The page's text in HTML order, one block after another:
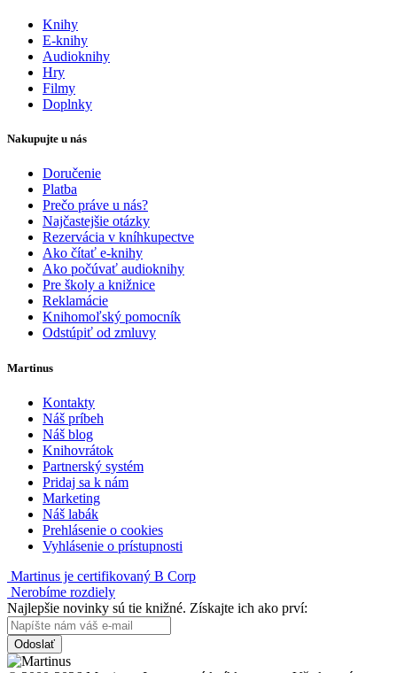
Knihy
E-knihy
Audioknihy
Hry
Filmy
Doplnky
Nakupujte u nás
Doručenie
Platba
Prečo práve u nás?
Najčastejšie otázky
Rezervácia v kníhkupectve
Ako čítať e-knihy
Ako počúvať audioknihy
Pre školy a knižnice
Reklamácie
Knihomoľský pomocník
Odstúpiť od zmluvy
Martinus
Kontakty
Náš príbeh
Náš blog
Knihovrátok
Partnerský systém
Pridaj sa k nám
Marketing
Náš labák
Prehlásenie o cookies
Vyhlásenie o prístupnosti
Martinus je certifikovaný B Corp
Nerobíme rozdiely
Najlepšie novinky sú tie knižné. Získajte ich ako prví:
Odoslať